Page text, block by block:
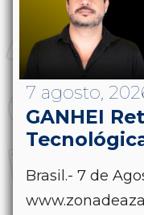
7 agosto,
GANHEI
Brasil.- 7 de